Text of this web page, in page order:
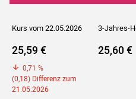
Kurs vom 22.05.2026 3-Jahres-
25,59 €
0,71 %
(0,18) Differenz zum
21.05.2026
25,60 €